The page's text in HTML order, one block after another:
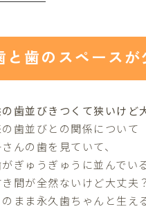
と歯のスペース
歯並びきつくて狭いけど
歯並びとの関係について
んの歯を見ていて、
ぎゅうぎゅうに並んでい
間が全然ないけど大丈夫？
まま永久歯ちゃんと生え